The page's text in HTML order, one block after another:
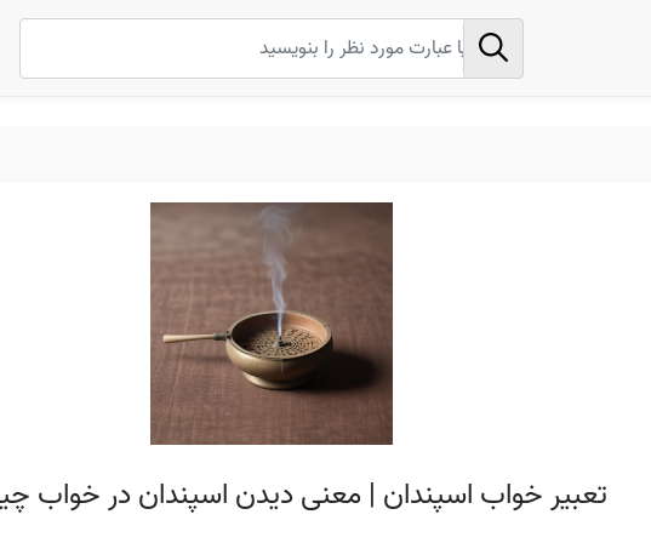
تعبیر خواب اسپندان | معنی دیدن اسپندان در خواب